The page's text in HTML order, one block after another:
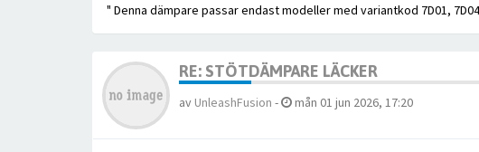
" Denna dämpare passar endast modeller med variantkod 7D01,
RE: STÖTDÄMPARE LÄCKER
av UnleashFusion - mån 01 jun 2026, 17:20